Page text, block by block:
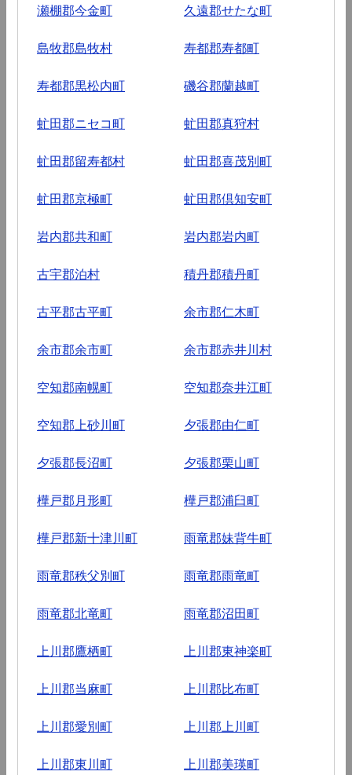
瀬棚郡今金町 久遠郡せたな町
島牧郡島牧村 寿都郡寿都町
寿都郡黒松内町 磯谷郡蘭越町
虻田郡ニセコ町 虻田郡真狩村
虻田郡留寿都村 虻田郡喜茂別町
虻田郡京極町 虻田郡倶知安町
岩内郡共和町 岩内郡岩内町
古宇郡泊村 積丹郡積丹町
古平郡古平町 余市郡仁木町
余市郡余市町 余市郡赤井川村
空知郡南幌町 空知郡奈井江町
空知郡上砂川町 夕張郡由仁町
夕張郡長沼町 夕張郡栗山町
樺戸郡月形町 樺戸郡浦臼町
樺戸郡新十津川町 雨竜郡妹背牛町
雨竜郡秩父別町 雨竜郡雨竜町
雨竜郡北竜町 雨竜郡沼田町
上川郡鷹栖町 上川郡東神楽町
上川郡当麻町 上川郡比布町
上川郡愛別町 上川郡上川町
上川郡東川町 上川郡美瑛町